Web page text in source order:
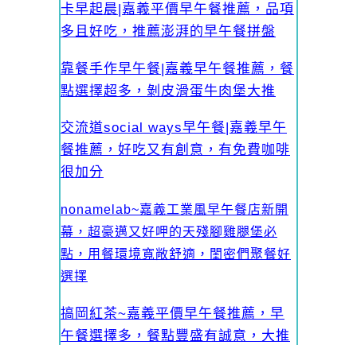
卡早起晨|嘉義平價早午餐推薦，品項
多且好吃，推薦澎湃的早午餐拼盤
靠餐手作早午餐|嘉義早午餐推薦，餐
點選擇超多，剝皮滑蛋牛肉堡大推
交流道social ways早午餐|嘉義早午
餐推薦，好吃又有創意，有免費咖啡
很加分
nonamelab~嘉義工業風早午餐店新開
幕，超豪邁又好呷的天殘腳雞腿堡必
點，用餐環境寬敞舒適，閨密們聚餐好
選擇
搞岡紅茶~嘉義平價早午餐推薦，早
午餐選擇多，餐點豐盛有誠意，大推